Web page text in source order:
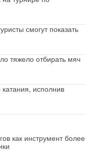
смогут показать
тяжело отбирать мяч
исполнив
как инструмент более